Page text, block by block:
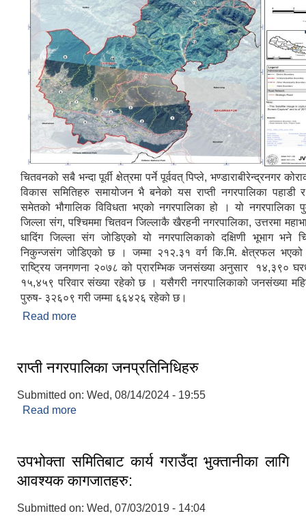
चितवनको सबै भन्दा पूर्वी क्षेत्रमा पर्ने पूर्ववत् पिप्ले, भण्डाराबीरेन्द्रनगर
विकास समितिहरु समायोजन भै बनेको यस राप्ती नगरपालिका पहाडी
समेतको भौगालिक विविधता भएको नगरपालिका हो । यो नगरपालिका
जिल्ला संग, पश्चिममा चितवन जिल्लाकै खैरहनी नगरपालिका, उत्तरमा
धादिंग जिल्ला संग जोडिएको यो नगरपालिकाको दक्षिणी भूभाग भने
निकुन्जसंग जोडिएको छ । जम्मा २१२.३१ वर्ग कि.मि. क्षेत्रफल भएको
राष्ट्रिय जनगणना २०७८ को प्रारम्भिक जनसंख्या अनुसार १४,३९०
१५,४५९ परिवार संख्या रहेको छ । यसैगरी नगरपालिकाको जनसंख्या
पुरुष- ३२६०९ गरी जम्मा ६६४२६ रहेको छ।
Read more
राप्ती नगरपालिका जनप्रतिनिधिहरु
Submitted on: Wed, 08/14/2024 - 19:55
Read more
उपभोक्ता समितिबाट कार्य गराउँदा भुक्तानीका लागि
आवश्यक कागजातहरु:
Submitted on: Wed, 07/03/2019 - 14:04